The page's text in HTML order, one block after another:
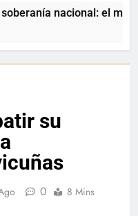
nacional: el
su
0 8 Mins